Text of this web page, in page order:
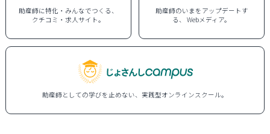
助産師に特化・みんなでつくる、
クチコミ・求人サイト。
助産師のいまをアップデートす
る、 Webメディア。
助産師としての学びを止めない、実践型オンラインスクール。